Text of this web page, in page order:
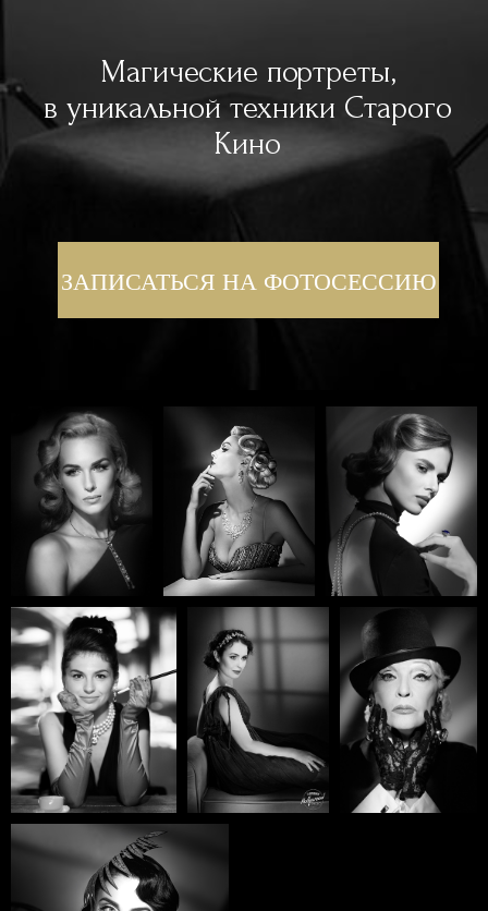
Уникальный Фотопроект "РУССКИЙ
ГОЛЛИВУД" создан известным
художником и фотографом
Дмитрием Каманиным.
Он досконально воссоздал
утраченную технологию съемки
Звезд старого Кино, совместил ее с
современными методами
компьютерной ретуши и обработки,
так и родилась его Авторская
техника, в которой он создает свои
Магические Портреты.
Теперь и Вы можете принять участие
в проекте, и получить свой Звездный
Портрет, от Звездного Фотографа.
О ПРОЕКТЕ